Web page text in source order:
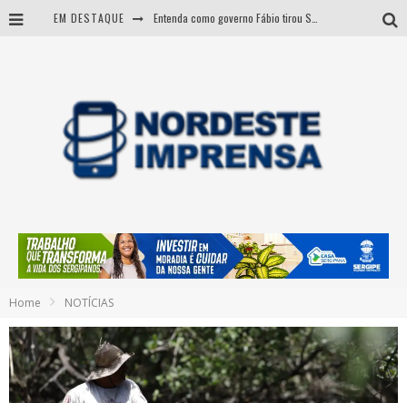
EM DESTAQUE
Sergipe: operação mira grupo suspeito de comandar crimes de dentro de presídio
Home NOTÍCIAS